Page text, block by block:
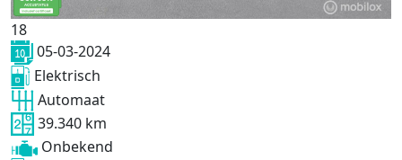
18
05-03-2024
Elektrisch
Automaat
39.340 km
Onbekend